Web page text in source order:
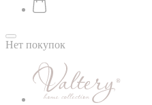
Нет покупок